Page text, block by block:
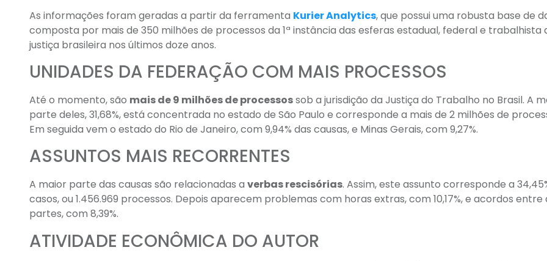
As informações foram geradas a partir da ferramenta Kurier Analytics, que possui uma robusta base de
composta por mais de 350 milhões de processos da 1ª instância das esferas estadual, federal e trabalhista
justiça brasileira nos últimos doze anos.
UNIDADES DA FEDERAÇÃO COM MAIS PROCESSOS
Até o momento, são mais de 9 milhões de processossob a jurisdição da Justiça do Trabalho no Brasil. A
parte deles, 31,68%, está concentrada no estado de São Paulo e corresponde a mais de 2 milhões de
Em seguida vem o estado do Rio de Janeiro, com 9,94% das causas, e Minas Gerais, com 9,27%.
ASSUNTOS MAIS RECORRENTES
A maior parte das causas são relacionadas a verbas rescisórias. Assim, este assunto corresponde a
casos, ou 1.456.969 processos. Depois aparecem problemas com horas extras, com 10,17%, e acordos entre
partes, com 8,39%.
ATIVIDADE ECONÔMICA DO AUTOR